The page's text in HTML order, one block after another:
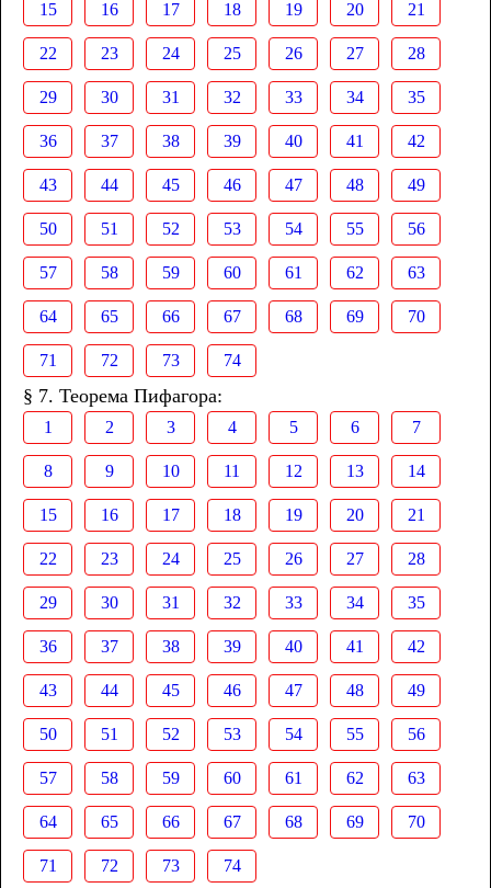
15 16 17 18 19 20 21
22 23 24 25 26 27 28
29 30 31 32 33 34 35
36 37 38 39 40 41 42
43 44 45 46 47 48 49
50 51 52 53 54 55 56
57 58 59 60 61 62 63
64 65 66 67 68 69 70
71 72 73 74
§ 7. Теорема Пифагора:
1 2 3 4 5 6 7
8 9 10 11 12 13 14
15 16 17 18 19 20 21
22 23 24 25 26 27 28
29 30 31 32 33 34 35
36 37 38 39 40 41 42
43 44 45 46 47 48 49
50 51 52 53 54 55 56
57 58 59 60 61 62 63
64 65 66 67 68 69 70
71 72 73 74